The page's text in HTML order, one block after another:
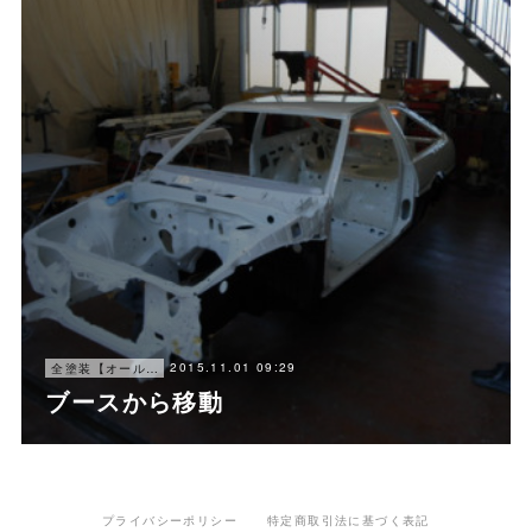
2015.11.01 09:29
ブースから移動
プライバシーポリシー 特定商取引法に基づく表記